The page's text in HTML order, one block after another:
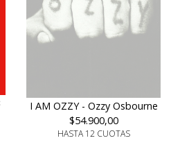
I AM OZZY - Ozzy Osbourne
$54.900,00
HASTA 12 CUOTAS